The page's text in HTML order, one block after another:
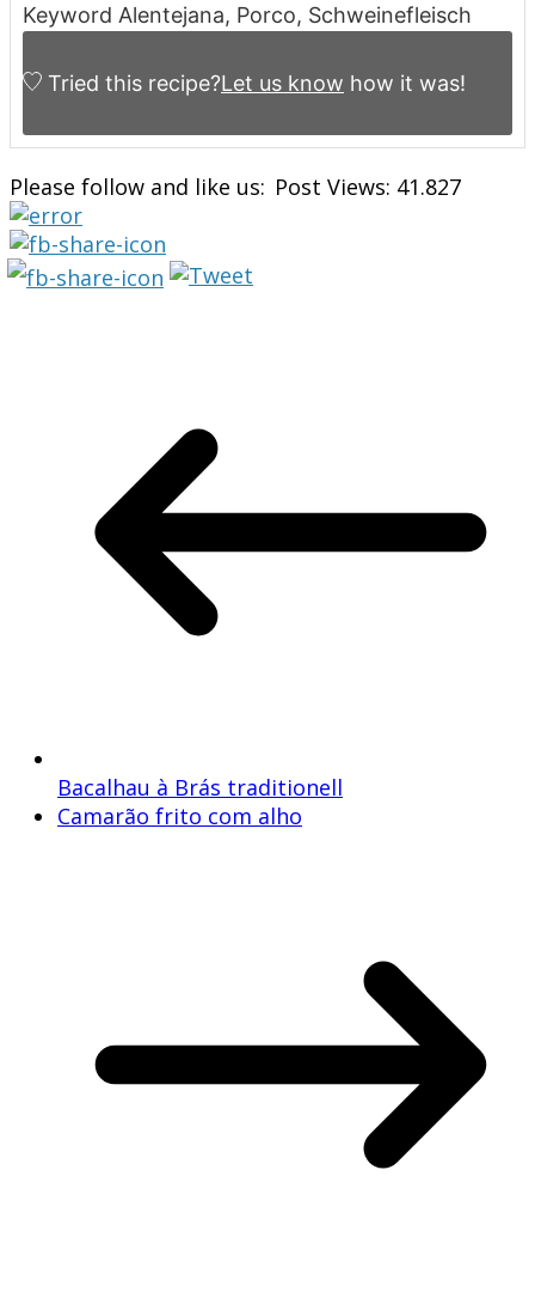
Keyword Alentejana, Porco, Schweinefleisch
Tried this recipe?Let us know how it was!
Please follow and like us: Post Views: 41.827
Bacalhau à Brás traditionell
Camarão frito com alho